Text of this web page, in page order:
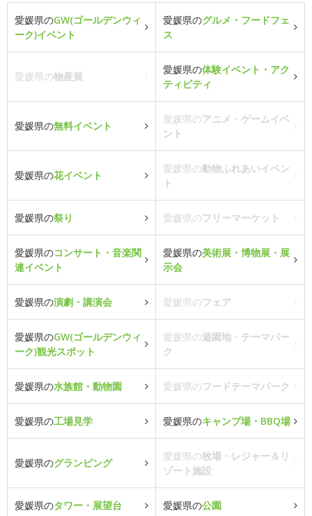
愛媛県のGW(ゴールデンウィ
ーク)イベント
愛媛県のグルメ・フードフェ
ス
愛媛県の物産展
愛媛県の体験イベント・アク
ティビティ
愛媛県の無料イベント
愛媛県のアニメ・ゲームイベ
ント
愛媛県の花イベント
愛媛県の動物ふれあいイベン
ト
愛媛県の祭り 愛媛県のフリーマーケット
愛媛県のコンサート・音楽関
連イベント
愛媛県の美術展・博物展・展
示会
愛媛県の演劇・講演会 愛媛県のフェア
愛媛県のGW(ゴールデンウィ
ーク)観光スポット
愛媛県の遊園地・テーマパー
ク
愛媛県の水族館・動物園 愛媛県のフードテーマパーク
愛媛県の工場見学 愛媛県のキャンプ場・BBQ場
愛媛県のグランピング
愛媛県の牧場・レジャー＆リ
ゾート施設
愛媛県のタワー・展望台 愛媛県の公園